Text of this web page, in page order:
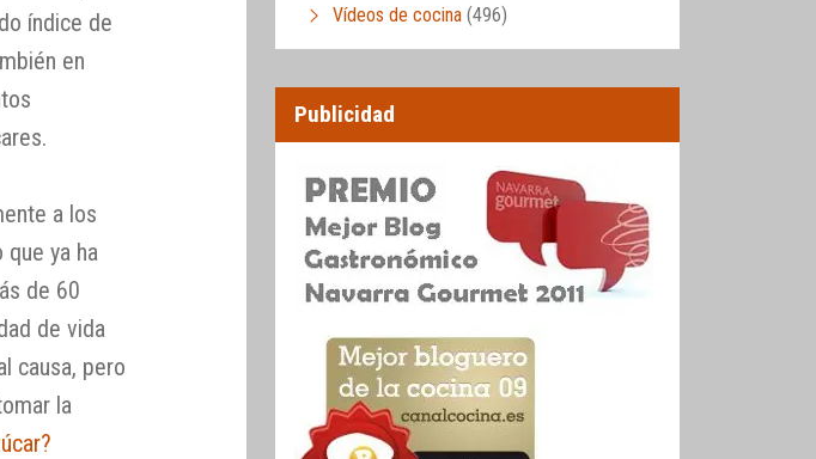
índice de
en
a los
ya ha
de 60
de vida
causa, pero
la
Vídeos de cocina (496)
Publicidad